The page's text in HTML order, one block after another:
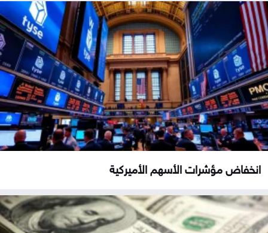
انخفاض مؤشرات الأسهم الأميركية